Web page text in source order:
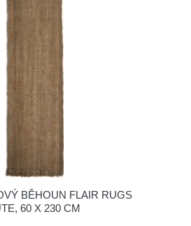
BĚHOUN FLAIR RUGS
60 X 230 CM